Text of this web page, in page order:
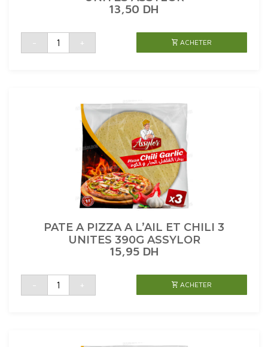
13,50 DH
-
quantité
PAIN
ASSYLOR
+ ACHETER
PATE A PIZZA A L’AIL ET CHILI 3
UNITES 390G ASSYLOR
15,95 DH
-
quantité
PATE
+ ACHETER